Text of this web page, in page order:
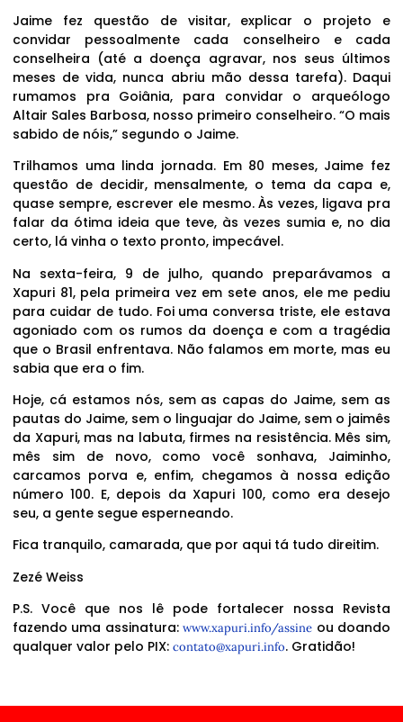
Jaime fez questão de visitar, explicar o projeto e
convidar pessoalmente cada conselheiro e cada
conselheira (até a doença agravar, nos seus últimos
meses de vida, nunca abriu mão dessa tarefa). Daqui
rumamos pra Goiânia, para convidar o arqueólogo
Altair Sales Barbosa, nosso primeiro conselheiro. “O mais
sabido de nóis,” segundo o Jaime.
Trilhamos uma linda jornada. Em 80 meses, Jaime fez
questão de decidir, mensalmente, o tema da capa e,
quase sempre, escrever ele mesmo. Às vezes, ligava pra
falar da ótima ideia que teve, às vezes sumia e, no dia
certo, lá vinha o texto pronto, impecável.
Na sexta-feira, 9 de julho, quando preparávamos a
Xapuri 81, pela primeira vez em sete anos, ele me pediu
para cuidar de tudo. Foi uma conversa triste, ele estava
agoniado com os rumos da doença e com a tragédia
que o Brasil enfrentava. Não falamos em morte, mas eu
sabia que era o fim.
Hoje, cá estamos nós, sem as capas do Jaime, sem as
pautas do Jaime, sem o linguajar do Jaime, sem o jaimês
da Xapuri, mas na labuta, firmes na resistência. Mês sim,
mês sim de novo, como você sonhava, Jaiminho,
carcamos porva e, enfim, chegamos à nossa edição
número 100. E, depois da Xapuri 100, como era desejo
seu, a gente segue esperneando.
Fica tranquilo, camarada, que por aqui tá tudo direitim.
Zezé Weiss
P.S. Você que nos lê pode fortalecer nossa Revista
fazendo uma assinatura:www.xapuri.info/assine ou doando
qualquer valor pelo PIX: contato@xapuri.info. Gratidão!